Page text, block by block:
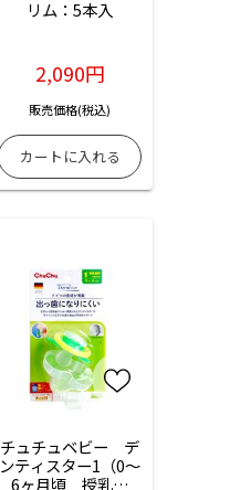
リム：5本入
2,090円
販売価格(税込)
チュチュベビー　デ
ンティスター1（0～
6ヶ月頃　授乳期